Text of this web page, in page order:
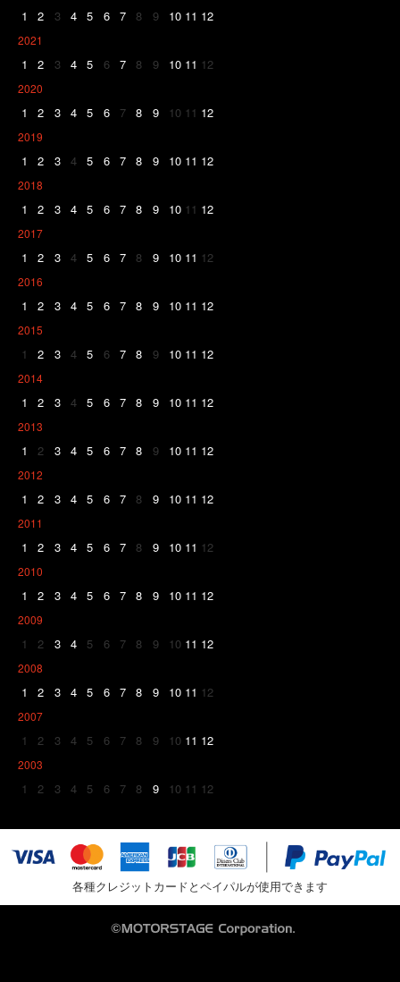
1 2 3 4 5 6 7 8 9 10 11 12
2021
1 2 3 4 5 6 7 8 9 10 11 12
2020
1 2 3 4 5 6 7 8 9 10 11 12
2019
1 2 3 4 5 6 7 8 9 10 11 12
2018
1 2 3 4 5 6 7 8 9 10 11 12
2017
1 2 3 4 5 6 7 8 9 10 11 12
2016
1 2 3 4 5 6 7 8 9 10 11 12
2015
1 2 3 4 5 6 7 8 9 10 11 12
2014
1 2 3 4 5 6 7 8 9 10 11 12
2013
1 2 3 4 5 6 7 8 9 10 11 12
2012
1 2 3 4 5 6 7 8 9 10 11 12
2011
1 2 3 4 5 6 7 8 9 10 11 12
2010
1 2 3 4 5 6 7 8 9 10 11 12
2009
1 2 3 4 5 6 7 8 9 10 11 12
2008
1 2 3 4 5 6 7 8 9 10 11 12
2007
1 2 3 4 5 6 7 8 9 10 11 12
2003
1 2 3 4 5 6 7 8 9 10 11 12
各種クレジットカードとペイパルが使用できます